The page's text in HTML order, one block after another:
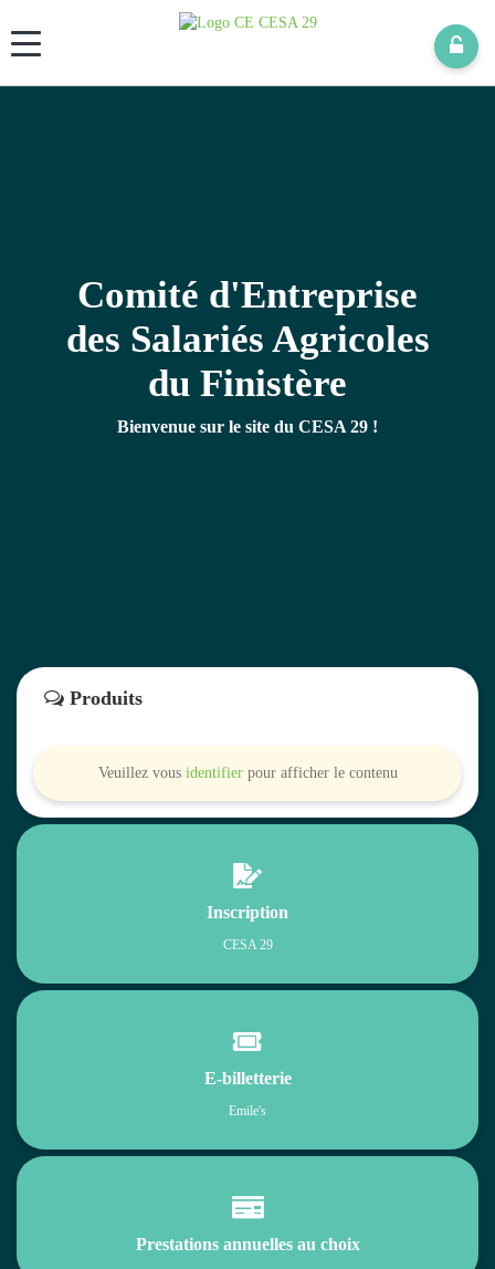
Comité d'Entreprise
des Salariés Agricoles
du Finistère
Bienvenue sur le site du CESA 29 !
Produits
Veuillez vous identifierpour afficher le contenu

Inscription
CESA 29

E-billetterie
Emile's

Prestations annuelles au choix
Panneau de gestion des cookies